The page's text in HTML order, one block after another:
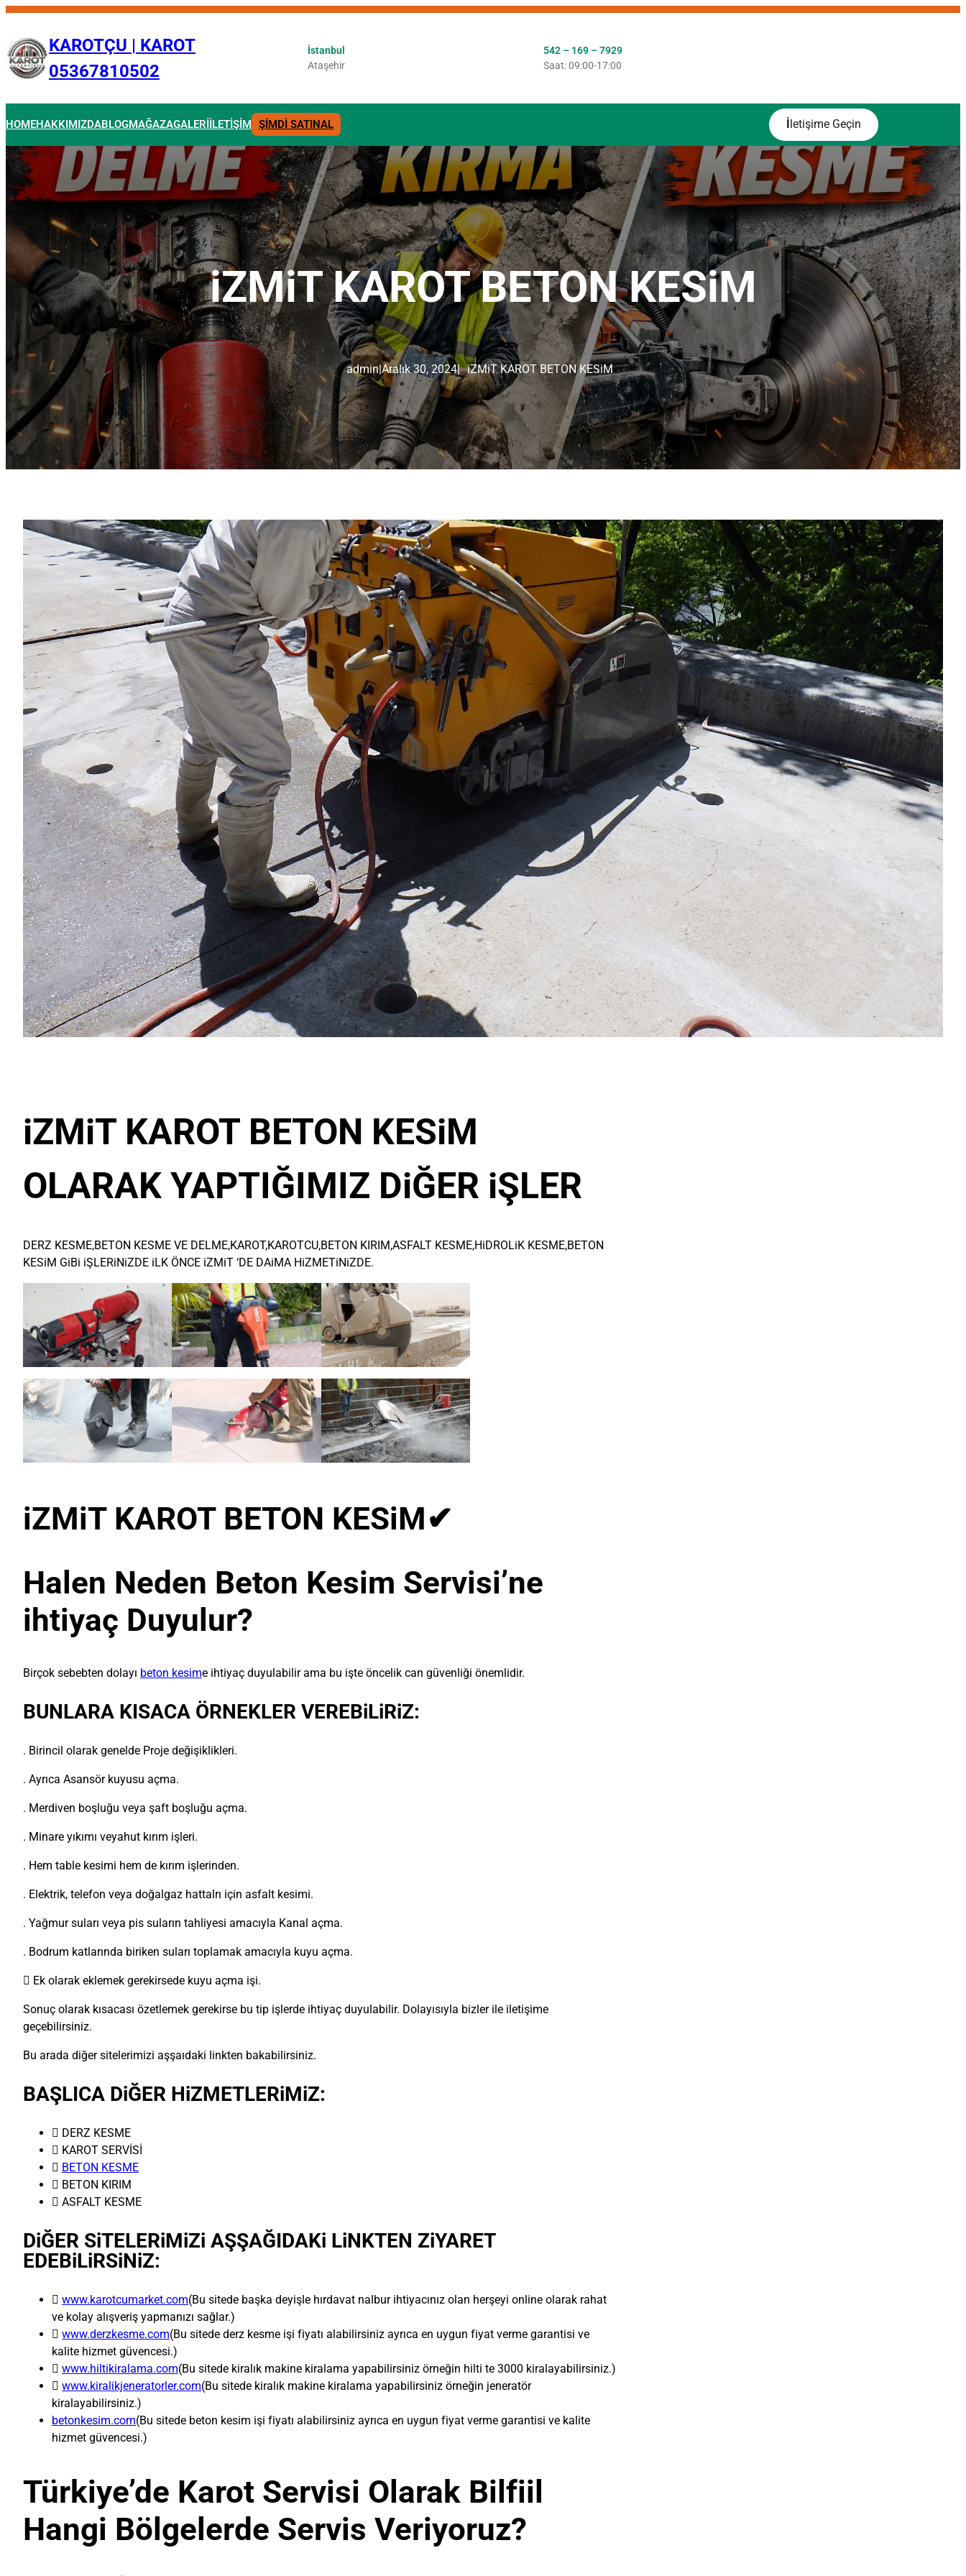
İçeriğe
KAROTÇU | KAROT
05367810502
İstanbul
Ataşehir
542 – 169 – 7929
Saat: 09:00-17:00
HOMEHAKKIMIZDABLOGMAĞAZAGALERİ İLETİŞİM ŞİMDİ SATINAL letişime Geçin
iZMiT KAROT BETON KESiM
admin|Aralık 30, 2024| iZMiT KAROT BETON KESiM
iZMiT KAROT BETON KESiM
OLARAK YAPTIĞIMIZ DiĞER iŞLER
DERZ KESME,BETON KESME VE DELME,KAROT,KAROTCU,BETON KIRIM,ASFALT KESME,HiDROLiK KESME,BETON
KESiM GiBi iŞLERiNiZDE iLK ÖNCE iZMiT ‘DE DAiMA HiZMETiNiZDE.
iZMiT KAROT BETON KESiM✔
Halen Neden Beton Kesim Servisi’ne
ihtiyaç Duyulur?
Birçok sebebten dolayı beton kesime ihtiyaç duyulabilir ama bu işte öncelik can güvenliği önemlidir.
BUNLARA KISACA ÖRNEKLER VEREBiLiRiZ:
. Birincil olarak genelde Proje değişiklikleri.
. Ayrıca Asansör kuyusu açma.
. Merdiven boşluğu veya şaft boşluğu açma.
. Minare yıkımı veyahut kırım işleri.
. Hem table kesimi hem de kırım işlerinden.
. Elektrik, telefon veya doğalgaz hattalrı için asfalt kesimi.
. Yağmur suları veya pis suların tahliyesi amacıyla Kanal açma.
. Bodrum katlarında biriken suları toplamak amacıyla kuyu açma.
 Ek olarak eklemek gerekirsede kuyu açma işi.
Sonuç olarak kısacası özetlemek gerekirse bu tip işlerde ihtiyaç duyulabilir. Dolayısıyla bizler ile iletişime
geçebilirsiniz.
Bu arada diğer sitelerimizi aşşaıdaki linkten bakabilirsiniz.
BAŞLICA DiĞER HiZMETLERiMiZ:
 DERZ KESME
 KAROT SERVİSİ
 BETON KESME
 BETON KIRIM
 ASFALT KESME
DiĞER SiTELERiMiZi AŞŞAĞIDAKi LiNKTEN ZiYARET
EDEBiLiRSiNiZ:
 www.karotcumarket.com(Bu sitede başka deyişle hırdavat nalbur ihtiyacınız olan herşeyi online olarak rahat
ve kolay alışveriş yapmanızı sağlar.)
 www.derzkesme.com(Bu sitede derz kesme işi fiyatı alabilirsiniz ayrıca en uygun fiyat verme garantisi ve
kalite hizmet güvencesi.)
 www.hiltikiralama.com(Bu sitede kiralık makine kiralama yapabilirsiniz örneğin hilti te 3000 kiralayabilirsiniz.)
 www.kiralikjeneratorler.com(Bu sitede kiralık makine kiralama yapabilirsiniz örneğin jeneratör
kiralayabilirsiniz.)
betonkesim.com(Bu sitede beton kesim işi fiyatı alabilirsiniz ayrıca en uygun fiyat verme garantisi ve kalite
hizmet güvencesi.)
Türkiye’de Karot Servisi Olarak Bilfiil
Hangi Bölgelerde Servis Veriyoruz?